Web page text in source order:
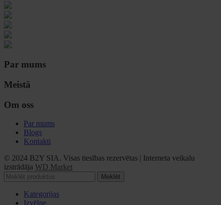
Par mums
Meistä
Om oss
Par mums
Blogs
Kontakti
© 2024 B2Y SIA. Visas tiesības rezervētas | Interneta veikalu
izstrādāja WD Market
Meklēt
Kategorijas
Izvēlne